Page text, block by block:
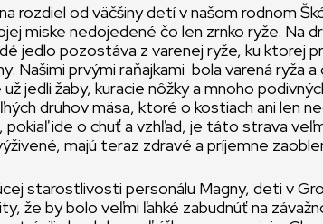
rozdiel od väčšiny detí v našom rodnom
miske nedojedené čo len zrnko ryže. Na
jedlo pozostáva z varenej ryže, ku ktorej
Našimi prvými raňajkami bola varená ryža
jedli žaby, kuracie nôžky a mnoho
druhov mäsa, ktoré o kostiach ani len
ide o chuť a vzhľad, je táto strava
majú teraz zdravé a príjemne
starostlivosti personálu Magny, deti v
že by bolo veľmi ľahké zabudnúť na